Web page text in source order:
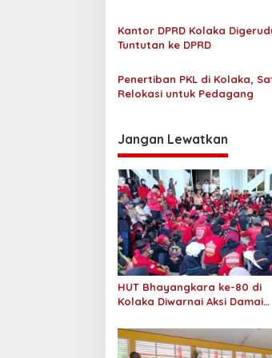
i
p
s
Kantor DPRD Kolaka
Tuntutan ke DPRD
Penertiban PKL di Kolaka,
Relokasi untuk Pedagang
Jangan Lewatkan
HUT Bhayangkara ke-80 di
Kolaka Diwarnai Aksi Damai